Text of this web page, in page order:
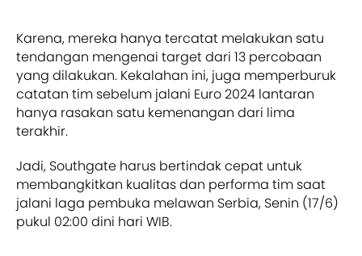
Karena, mereka hanya tercatat melakukan satu
tendangan mengenai target dari 13 percobaan
yang dilakukan. Kekalahan ini, juga memperburuk
catatan tim sebelum jalani Euro 2024 lantaran
hanya rasakan satu kemenangan dari lima
terakhir.
Jadi, Southgate harus bertindak cepat untuk
membangkitkan kualitas dan performa tim saat
jalani laga pembuka melawan Serbia, Senin (17/6)
pukul 02:00 dini hari WIB.